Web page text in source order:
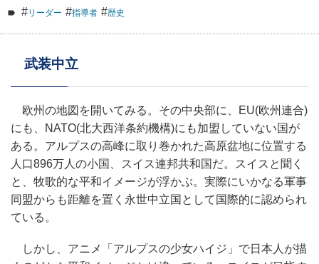
#リーダー #指導者 #歴史
武装中立
欧州の地図を開いてみる。その中央部に、EU(欧州連合)
にも、NATO(北大西洋条約機構)にも加盟していない国が
ある。アルプスの高峰に取り巻かれた高原盆地に位置する
人口896万人の小国、スイス連邦共和国だ。スイスと聞く
と、牧歌的な平和イメージが浮かぶ。実際にいかなる軍事
同盟からも距離を置く永世中立国として国際的に認められ
ている。
しかし、アニメ「アルプスの少女ハイジ」で日本人が描